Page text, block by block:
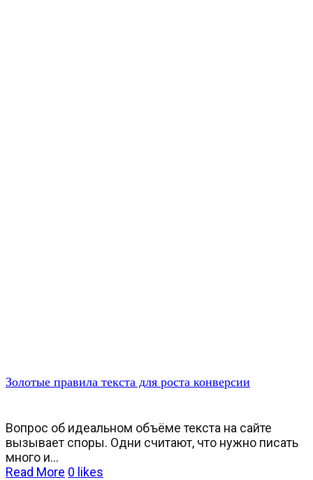
Золотые правила текста для роста конверсии
Вопрос об идеальном объёме текста на сайте
вызывает споры. Одни считают, что нужно писать
много и...
Read More 0 likes